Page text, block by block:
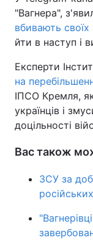
"Вагнера",
вбивають
йти в наступ і
Експерти
на
ІПСО Кремля,
українців і
доцільності
Вас також
ЗСУ за